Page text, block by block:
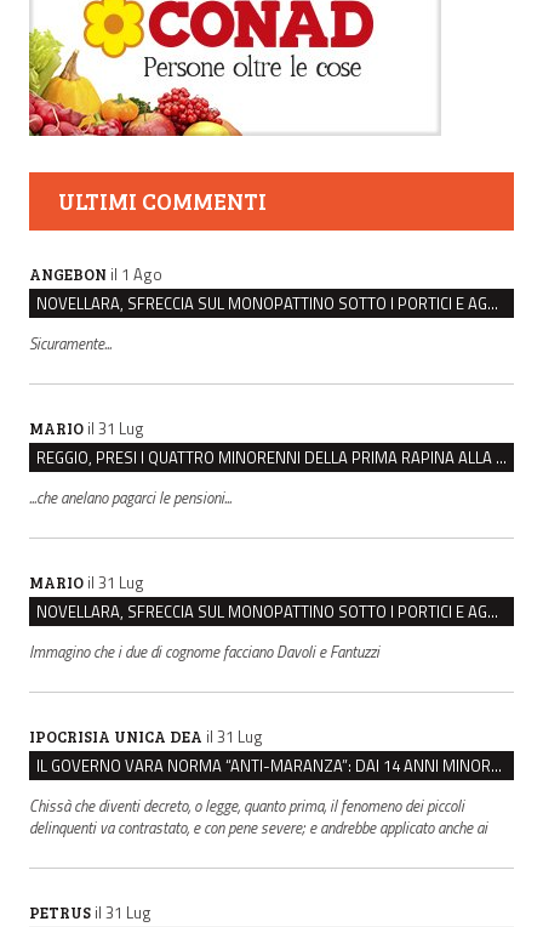
ULTIMI COMMENTI
ANGEBON il 1 Ago
NOVELLARA, SFRECCIA SUL MONOPATTINO SOTTO I PORTICI E AGGREDISCE CHI LO RIMPROVERA
Sicuramente...
MARIO il 31 Lug
REGGIO, PRESI I QUATTRO MINORENNI DELLA PRIMA RAPINA ALLA FARMACIA DI COVIOLO
...che anelano pagarci le pensioni...
MARIO il 31 Lug
NOVELLARA, SFRECCIA SUL MONOPATTINO SOTTO I PORTICI E AGGREDISCE CHI LO RIMPROVERA
Immagino che i due di cognome facciano Davoli e Fantuzzi
IPOCRISIA UNICA DEA il 31 Lug
IL GOVERNO VARA NORMA “ANTI-MARANZA”: DAI 14 ANNI MINORENNI IMPUTABILI “FINO A PROVA CONTRARIA”
Chissà che diventi decreto, o legge, quanto prima, il fenomeno dei piccoli
delinquenti va contrastato, e con pene severe; e andrebbe applicato anche ai
PETRUS il 31 Lug